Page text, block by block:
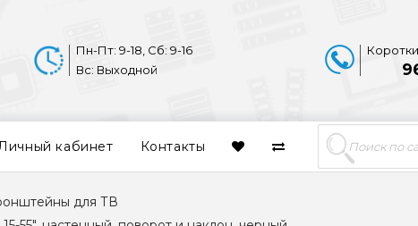
Пн-Пт: 9-18, Сб: 9-16
Вс: Выходной
кабинет Контакты
для ТВ